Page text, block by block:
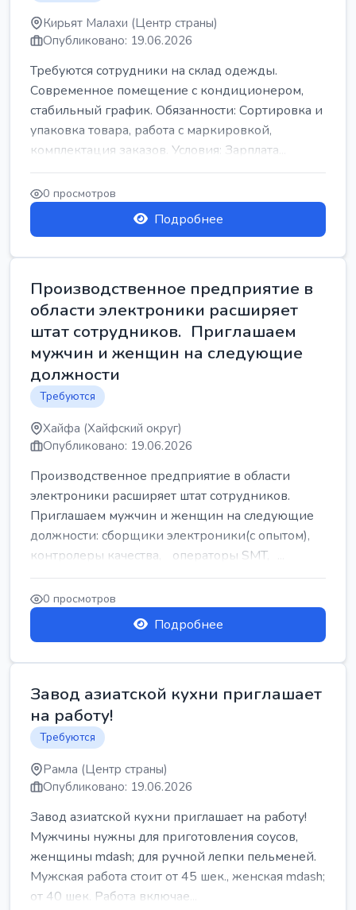
Кирьят Малахи (Центр страны)
Опубликовано: 19.06.2026
Требуются сотрудники на склад одежды.
Современное помещение с кондиционером,
стабильный график. Обязанности: Сортировка и
упаковка товара, работа с маркировкой,
комплектация заказов. Условия: Зарплата...
0 просмотров
Подробнее
Производственное предприятие в
области электроники расширяет
штат сотрудников. Приглашаем
мужчин и женщин на следующие
должности
Требуются
Хайфа (Хайфский округ)
Опубликовано: 19.06.2026
Производственное предприятие в области
электроники расширяет штат сотрудников.
Приглашаем мужчин и женщин на следующие
должности: сборщики электроники(с опытом),
контролеры качества, операторы SMT, ...
0 просмотров
Подробнее
Завод азиатской кухни приглашает
на работу!
Требуются
Рамла (Центр страны)
Опубликовано: 19.06.2026
Завод азиатской кухни приглашает на работу!
Мужчины нужны для приготовления соусов,
женщины mdash; для ручной лепки пельменей.
Мужская работа стоит от 45 шек., женская mdash;
от 40 шек. Работа включае...